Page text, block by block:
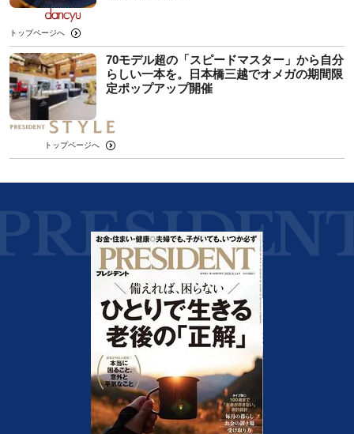
トップページへ
70モデル超の「スピードマスター」から自分
らしい一本を。日本橋三越でオメガの期間限
定ポップアップ開催
トップページへ